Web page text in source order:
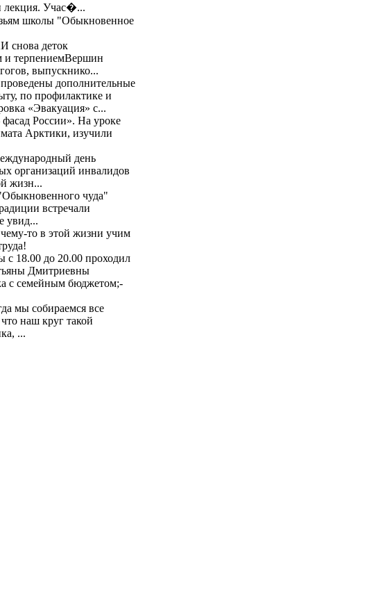
лекция. Учас�...
школы "Обыкновенное
снова деток
и терпениемВершин
выпускнико...
дополнительные
по профилактике и
«Эвакуация» с...
России». На уроке
Арктики, изучили
день
организаций инвалидов
жизн...
чуда"
встречали
увид...
то в этой жизни учим
с 18.00 до 20.00 проходил
Дмитриевны
с семейным бюджетом;-
мы собираемся все
наш круг такой
...